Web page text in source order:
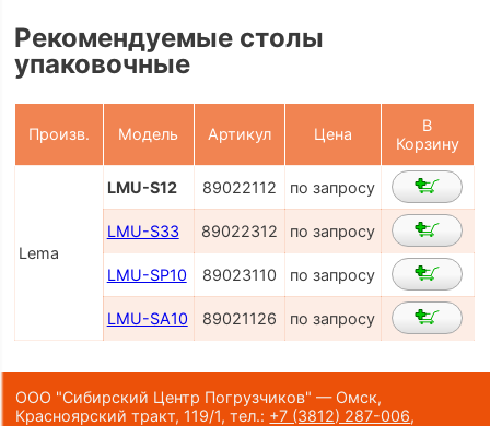
Рекомендуемые столы
упаковочные
Произв. Модель Артикул Цена
В
Корзину
Lema
LMU-S12 89022112 по запросу
LMU-S33 89022312 по запросу
LMU-SP10 89023110 по запросу
LMU-SA10 89021126 по запросу
ООО "Сибирский Центр Погрузчиков" — Омск,
Красноярский тракт, 119/1,тел.: +7 (3812) 287-006,